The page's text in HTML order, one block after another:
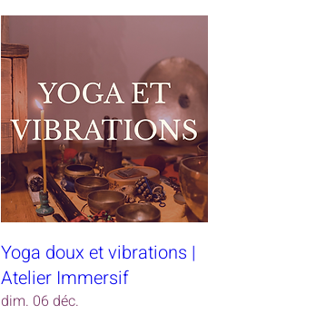
Yoga doux et vibrations |
Atelier Immersif
dim. 06 déc.